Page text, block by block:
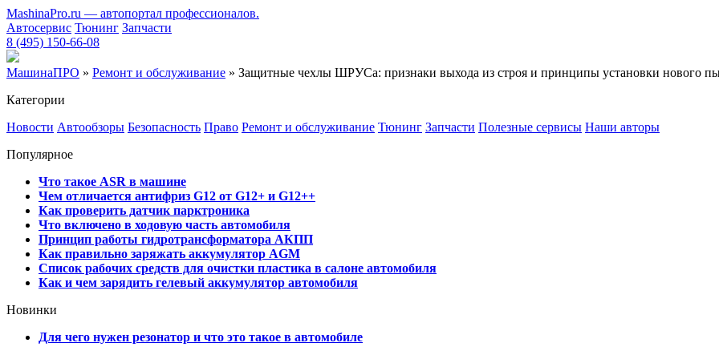
MashinaPro.ru — автопортал профессионалов.
Автосервис Тюнинг Запчасти
8 (495) 150-66-08
МашинаПРО » Ремонт и обслуживание » Защитные чехлы ШРУСа: признаки выхода из строя и принципы установки нового
Категории
Новости Автообзоры Безопасность Право Ремонт и обслуживание Тюнинг Запчасти Полезные сервисы Наши авторы
Популярное
Что такое ASR в машине
Чем отличается антифриз G12 от G12+ и G12++
Как проверить датчик парктроника
Что включено в ходовую часть автомобиля
Принцип работы гидротрансформатора АКПП
Как правильно заряжать аккумулятор AGM
Список рабочих средств для очистки пластика в салоне автомобиля
Как и чем зарядить гелевый аккумулятор автомобиля
Новинки
Для чего нужен резонатор и что это такое в автомобиле